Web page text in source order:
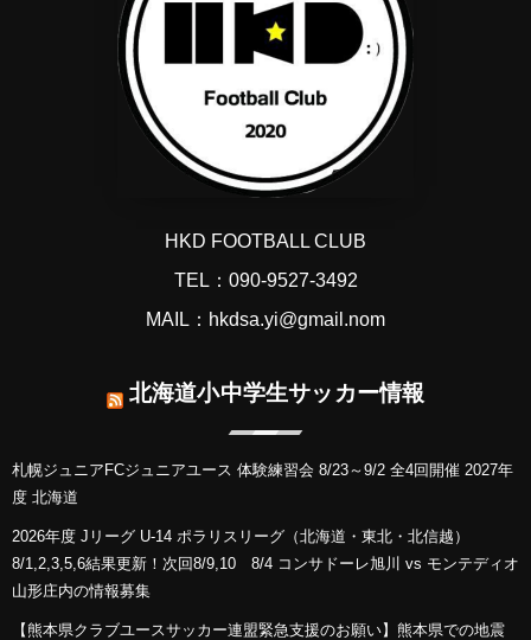
HKD FOOTBALL CLUB
TEL：090-9527-3492
MAIL：hkdsa.yi@gmail.nom
北海道小中学生サッカー情報
札幌ジュニアFCジュニアユース 体験練習会 8/23～9/2 全4回開催 2027年
度 北海道
2026年度 Jリーグ U-14 ポラリスリーグ（北海道・東北・北信越）
8/1,2,3,5,6結果更新！次回8/9,10 8/4 コンサドーレ旭川 vs モンテディオ
山形庄内の情報募集
【熊本県クラブユースサッカー連盟緊急支援のお願い】熊本県での地震